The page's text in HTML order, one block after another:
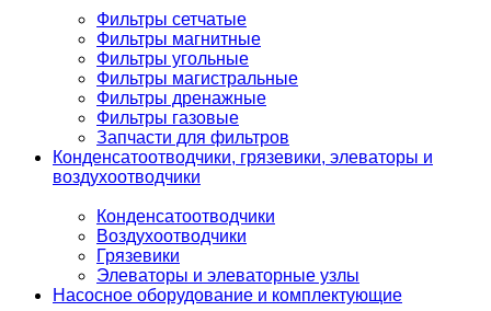
Фильтры сетчатые
Фильтры магнитные
Фильтры угольные
Фильтры магистральные
Фильтры дренажные
Фильтры газовые
Запчасти для фильтров
Конденсатоотводчики, грязевики, элеваторы и
воздухоотводчики
Конденсатоотводчики
Воздухоотводчики
Грязевики
Элеваторы и элеваторные узлы
Насосное оборудование и комплектующие